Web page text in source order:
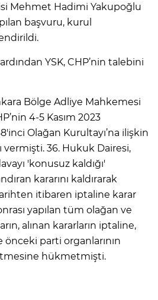
Mehmet Hadimi Yakupoğlu
başvuru, kurul
YSK, CHP’nin talebini
Bölge Adliye Mahkemesi
4-5 Kasım 2023
Olağan Kurultayı’na ilişkin
36. Hukuk Dairesi,
'konusuz kaldığı'
kararını kaldırarak
itibaren iptaline karar
yapılan tüm olağan ve
alınan kararların iptaline,
önceki parti organlarının
hükmetmişti.